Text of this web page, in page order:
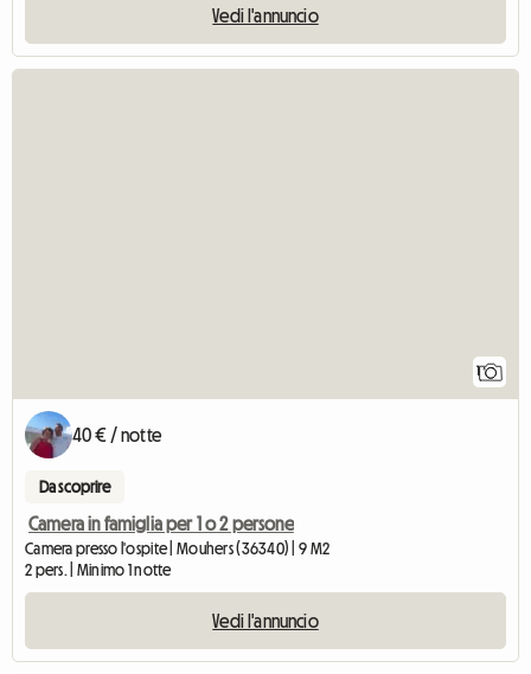
Vedi l'annuncio
1
40 € / notte
Da scoprire
Camera in famiglia per 1 o 2 persone
Camera presso l'ospite | Mouhers (36340) | 9 M2
2 pers. | Minimo 1 notte
Vedi l'annuncio